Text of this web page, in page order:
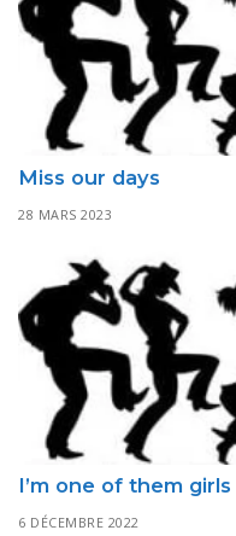
Miss our days
28 MARS 2023
I’m one of them girls
6 DÉCEMBRE 2022